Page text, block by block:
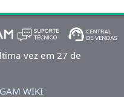
vez em 27 de
WIKI